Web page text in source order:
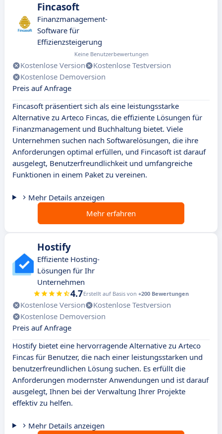
Fincasoft
Finanzmanagement-
Software für
Effizienzsteigerung
Keine Benutzerbewertungen
Kostenlose Version
Kostenlose Testversion
Kostenlose Demoversion
Preis auf Anfrage
Fincasoft präsentiert sich als eine leistungsstarke
Alternative zu Arteco Fincas, die effiziente Lösungen für
Finanzmanagement und Buchhaltung bietet. Viele
Unternehmen suchen nach Softwarelösungen, die ihre
Anforderungen optimal erfüllen, und Fincasoft ist darauf
ausgelegt, Benutzerfreundlichkeit und umfangreiche
Funktionen in einem Paket zu vereinen.
Mehr Details anzeigen
Mehr erfahren
Hostify
Effiziente Hosting-
Lösungen für Ihr
Unternehmen
4.7Erstellt auf Basis von +200 Bewertungen
Kostenlose Version
Kostenlose Testversion
Kostenlose Demoversion
Preis auf Anfrage
Hostify bietet eine hervorragende Alternative zu Arteco
Fincas für Benutzer, die nach einer leistungsstarken und
benutzerfreundlichen Lösung suchen. Es erfüllt die
Anforderungen modernster Anwendungen und ist darauf
ausgelegt, Ihnen bei der Verwaltung Ihrer Projekte
effektiv zu helfen.
Mehr Details anzeigen